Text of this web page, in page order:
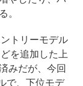
。
トリーモデル
を追加した上
みだが、今回
で、下位モデ